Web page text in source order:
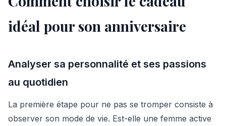
idéal pour son anniversaire
Analyser sa personnalité et ses passions
au quotidien
La première étape pour ne pas se tromper consiste à
observer son mode de vie. Est-elle une femme active